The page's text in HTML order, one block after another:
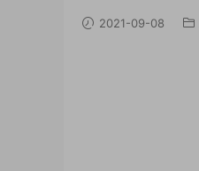
2021-09-08